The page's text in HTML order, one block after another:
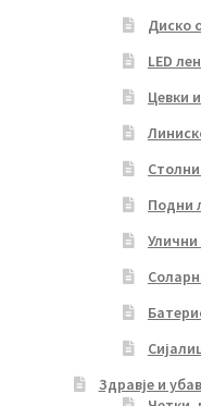
Диско
LED
Цевки
Подни
Улични
Здравје и